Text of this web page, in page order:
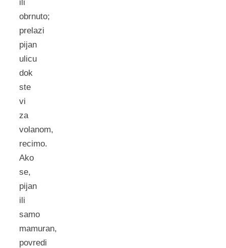
ili
obrnuto;
prelazi
pijan
ulicu
dok
ste
vi
za
volanom,
recimo.
Ako
se,
pijan
ili
samo
mamuran,
povredi